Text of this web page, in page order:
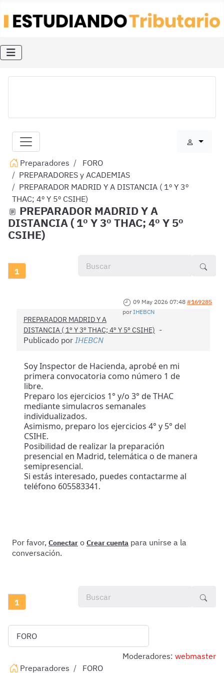
Preparadores
FORO
PREPARADORES y ACADEMIAS
PREPARADOR MADRID Y A DISTANCIA ( 1º Y 3º
THAC; 4º Y 5º CSIHE)
PREPARADOR MADRID Y A
DISTANCIA ( 1º Y 3º THAC; 4º Y 5º
CSIHE)
1
09 May 2026 07:48 #169285
porIHEBCN
PREPARADOR MADRID Y A
DISTANCIA ( 1º Y 3º THAC; 4º Y 5º CSIHE)
Publicado por IHEBCN
Soy Inspector de Hacienda, aprobé en mi
primera convocatoria como número 1 de
libre.
Preparo los ejercicios 1° y/o 3° de THAC
mediante simulacros semanales
individualizados.
Asimismo, preparo los ejercicios 4° y 5° del
CSIHE.
Posibilidad de realizar la preparación
presencial en Madrid, telemática o de manera
semipresencial.
Si estás interesado, puedes contactarme al
teléfono 605583341.
Por favor, Conectar o Crear cuenta para unirse a la
conversación.
1
Moderadores: webmaster
Preparadores
FORO